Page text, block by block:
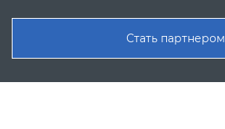
Стать партнером